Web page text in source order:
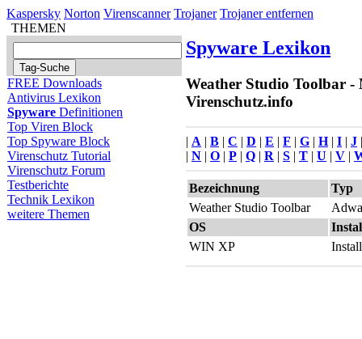
Kaspersky Norton Virenscanner Trojaner Trojaner entfernen
THEMEN
FREE Downloads
Antivirus Lexikon
Spyware Definitionen
Top Viren Block
Top Spyware Block
Virenschutz Tutorial
Virenschutz Forum
Testberichte
Technik Lexikon
weitere Themen
Spyware Lexikon
Weather Studio Toolbar
Virenschutz.info
| A | B | C | D | E | F | G | H| I | J
| N | O | P | Q | R | S | T | U | V |
Bezeichnung
Typ
Weather Studio Toolbar
OS
WIN XP